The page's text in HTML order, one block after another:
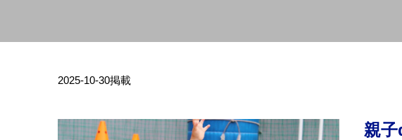
2025-10-30掲載
親